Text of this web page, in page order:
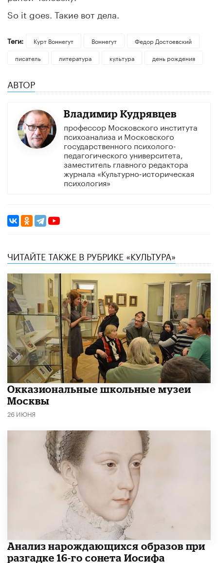
So it goes. Такие вот дела.
Теги: Курт Воннегут Воннегут
Федор Достоевский
писатель
литература культура день рождения
АВТОР
Владимир Кудрявцев
профессор Московского института
психоанализа и Московского
государственного психолого-
педагогического университета,
заместитель главного редактора
журнала «Культурно-историческая
психология»
ЧИТАЙТЕ ТАКЖЕ В РУБРИКЕ «КУЛЬТУРА»
​Окказиональные школьные музеи
Москвы
26 ИЮНЯ
Анализ нарождающихся образов при
разгадке 16-го сонета Иосифа